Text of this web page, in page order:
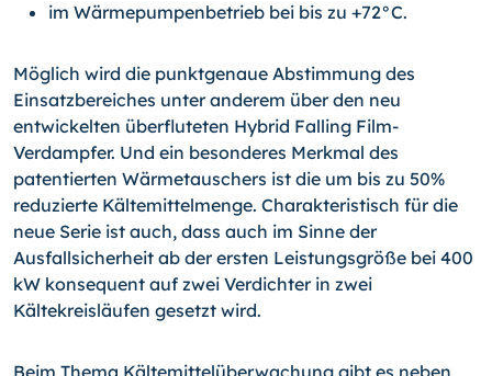
im Wärmepumpenbetrieb bei bis zu +72°C.
Möglich wird die punktgenaue Abstimmung des
Einsatzbereiches unter anderem über den neu
entwickelten überfluteten Hybrid Falling Film-
Verdampfer. Und ein besonderes Merkmal des
patentierten Wärmetauschers ist die um bis zu 50%
reduzierte Kältemittelmenge. Charakteristisch für die
neue Serie ist auch, dass auch im Sinne der
Ausfallsicherheit ab der ersten Leistungsgröße bei 400
kW konsequent auf zwei Verdichter in zwei
Kältekreisläufen gesetzt wird.